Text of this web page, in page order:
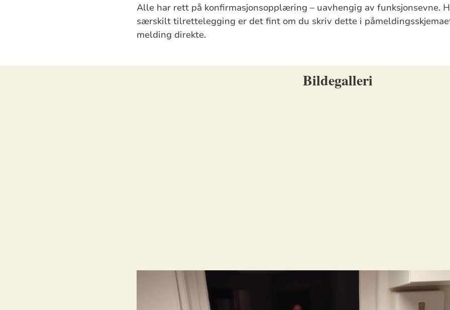
Alle har rett på konfirmasjonsopplæring – uavhengig av funksjonsevne.
særskilt tilrettelegging er det fint om du skriv dette i
melding direkte.
Bildegalleri